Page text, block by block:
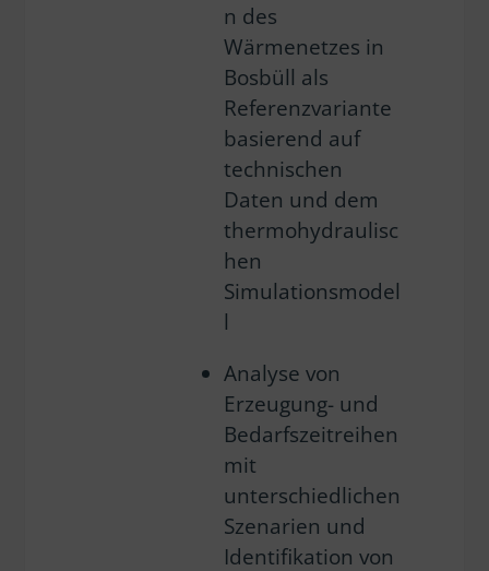
n des
Wärmenetzes in
Bosbüll als
Referenzvariante
basierend auf
technischen
Daten und dem
thermohydraulisc
hen
Simulationsmodel
l
Analyse von
Erzeugung- und
Bedarfszeitreihen
mit
unterschiedlichen
Szenarien und
Identifikation von